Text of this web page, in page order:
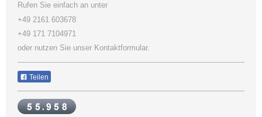
Rufen Sie einfach an unter
+49 2161 603678
+49 171 7104971
oder nutzen Sie unser Kontaktformular.
Teilen